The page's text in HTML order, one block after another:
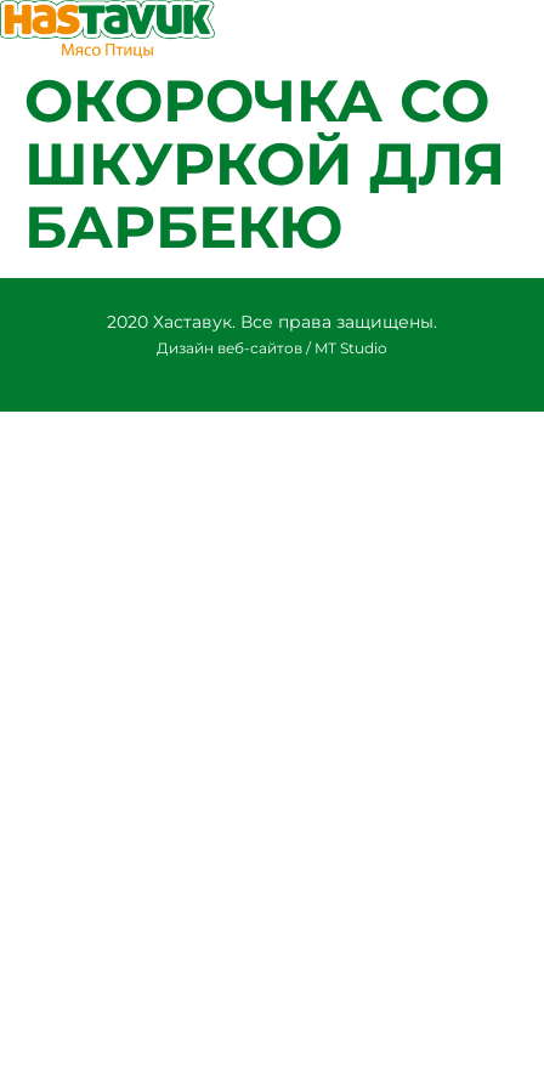
ОКОРОЧКА СО
ШКУРКОЙ ДЛЯ
БАРБЕКЮ
2020 Хаставук. Все права защищены.
Дизайн веб-сайтов / MT Studio